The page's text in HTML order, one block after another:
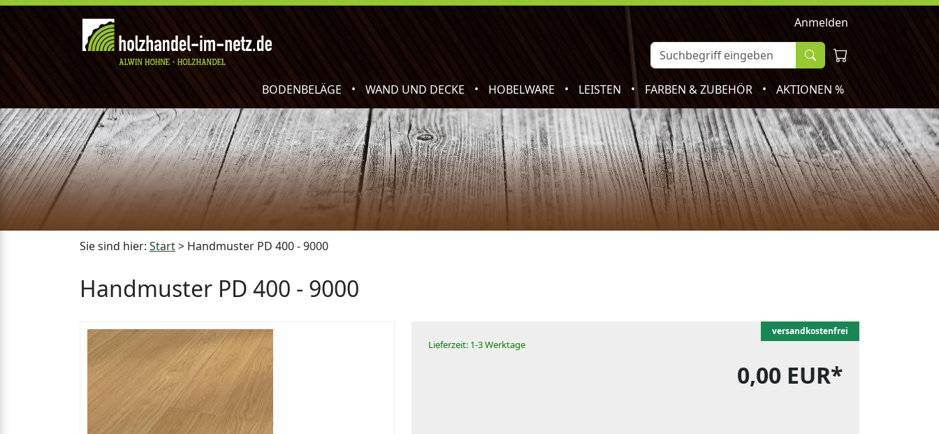
Anmelden
BODENBELÄGE • WAND UND DECKE • HOBELWARE • LEISTEN • FARBEN & ZUBEHÖR • AKTIONEN %
Sie sind hier: Start> Handmuster PD 400 - 9000
Handmuster PD 400 - 9000
versandkostenfrei
Lieferzeit: 1-3 Werktage
0,00 EUR*